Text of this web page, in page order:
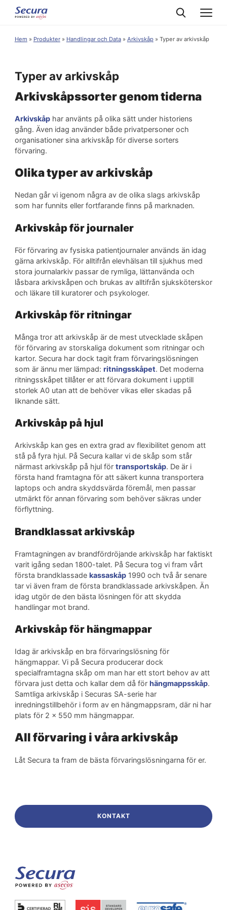
Hem » Produkter» Handlingar och Data» Arkivskåp» Typer av arkivskåp
Typer av arkivskåp
Arkivskåpssorter genom tiderna
Arkivskåphar använts på olika sätt under historiens
gång. Även idag använder både privatpersoner och
organisationer sina arkivskåp för diverse sorters
förvaring.
Olika typer av arkivskåp
Nedan går vi igenom några av de olika slags arkivskåp
som har funnits eller fortfarande finns på marknaden.
Arkivskåp för journaler
För förvaring av fysiska patientjournaler används än idag
gärna arkivskåp. För alltifrån elevhälsan till sjukhus med
stora journalarkiv passar de rymliga, lättanvända och
låsbara arkivskåpen och brukas av alltifrån sjuksköterskor
och läkare till kuratorer och psykologer.
Arkivskåp för ritningar
Många tror att arkivskåp är de mest utvecklade skåpen
för förvaring av storskaliga dokument som ritningar och
kartor. Secura har dock tagit fram förvaringslösningen
som är ännu mer lämpad: ritningsskåpet. Det moderna
ritningsskåpet tillåter er att förvara dokument i upptill
storlek A0 utan att de behöver vikas eller skadas på
liknande sätt.
Arkivskåp på hjul
Arkivskåp kan ges en extra grad av flexibilitet genom att
stå på fyra hjul. På Secura kallar vi de skåp som står
närmast arkivskåp på hjul för transportskåp. De är i
första hand framtagna för att säkert kunna transportera
laptops och andra skyddsvärda föremål, men passar
utmärkt för annan förvaring som behöver säkras under
förflyttning.
Brandklassat arkivskåp
Framtagningen av brandfördröjande arkivskåp har faktiskt
varit igång sedan 1800-talet. På Secura tog vi fram vårt
första brandklassade kassaskåp1990 och två år senare
tar vi även fram de första brandklassade arkivskåpen. Än
idag utgör de den bästa lösningen för att skydda
handlingar mot brand.
Arkivskåp för hängmappar
Idag är arkivskåp en bra förvaringslösning för
hängmappar. Vi på Secura producerar dock
specialframtagna skåp om man har ett stort behov av att
förvara just detta och kallar dem då för hängmappsskåp.
Samtliga arkivskåp i Securas SA-serie har
inredningstillbehör i form av en hängmappsram, där ni har
plats för 2 x 550 mm hängmappar.
All förvaring i våra arkivskåp
Låt Secura ta fram de bästa förvaringslösningarna för er.
KONTAKT